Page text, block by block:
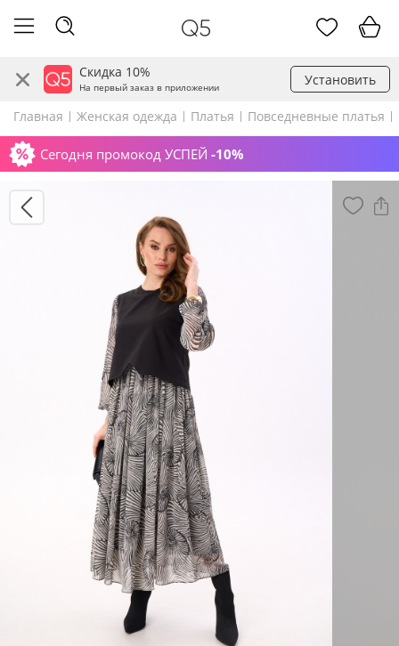
Скидка 10%
На первый заказ в приложении Установить
Главная Женская одежда Платья Повседневные платья
Сегодня промокод УСПЕЙ -10%